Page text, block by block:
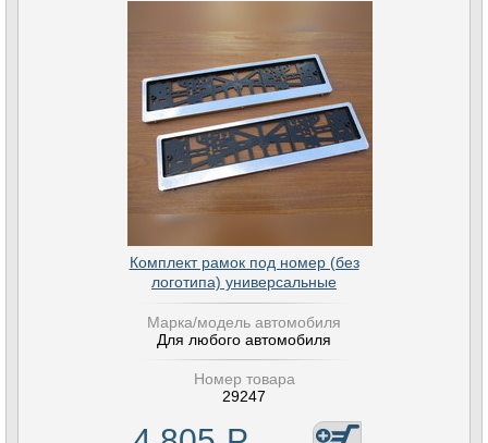
Комплект рамок под номер (без
логотипа) универсальные
Марка/модель автомобиля
Для любого автомобиля
Номер товара
29247